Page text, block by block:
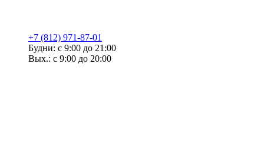
+7 (812) 971-87-01
Будни: с 9:00 до 21:00
Вых.: с 9:00 до 20:00